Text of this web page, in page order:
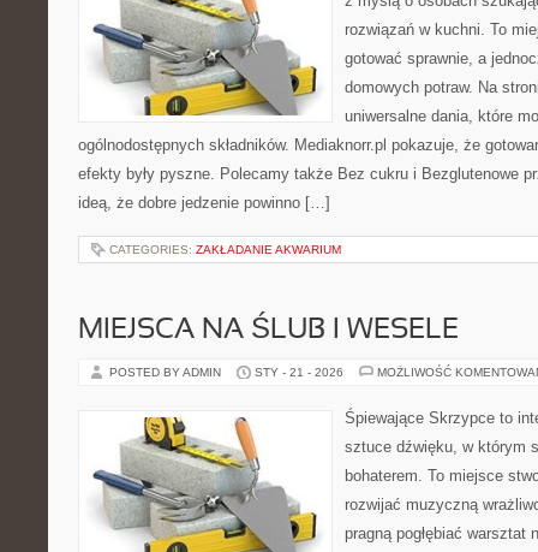
rozwiązań w kuchni. To
gotować sprawnie, a
domowych potraw. Na
uniwersalne dania, które
ogólnodostępnych składników. Mediaknorr.pl pokazuje, że
efekty były pyszne. Polecamy także Bez cukru i Bezglutenowe
ideą, że dobre jedzenie powinno […]
CATEGORIES: ZAKŁADANIE AKWARIUM
MIEJSCA NA ŚLUB I WESELE
POSTED BY ADMIN STY - 21 - 2026 MOŻLIWOŚĆ
Śpiewające Skrzypce to
sztuce dźwięku, w którym
bohaterem. To miejsce
rozwijać muzyczną
pragną pogłębiać warsztat